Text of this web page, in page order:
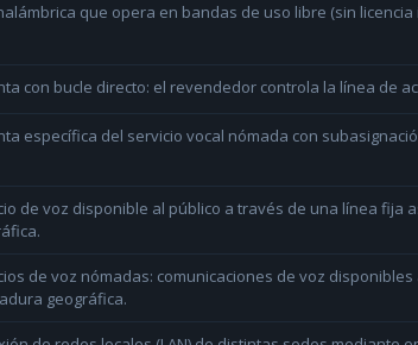
que opera en bandas de uso libre (sin licencia
con bucle directo: el revendedor controla la línea de
específica del servicio vocal nómada con
de voz disponible al público a través de una línea fija
de voz nómadas: comunicaciones de voz
geográfica.